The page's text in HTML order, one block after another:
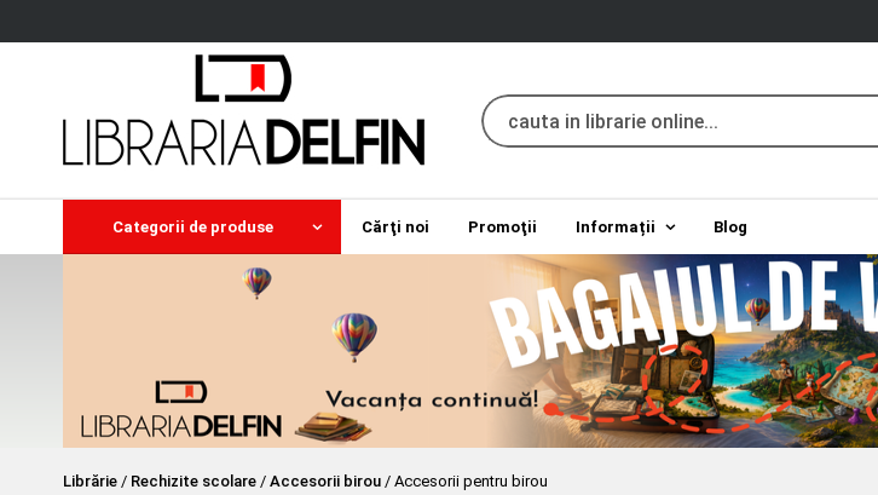
Categorii de produse Cărţi noi Promoţii Informații Blog
Librărie / Rechizite scolare / Accesorii birou / Accesorii pentru birou